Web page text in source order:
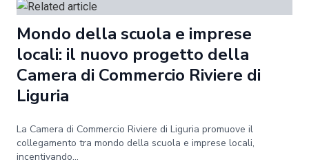
Mondo della scuola e imprese
locali: il nuovo progetto della
Camera di Commercio Riviere di
Liguria
La Camera di Commercio Riviere di Liguria promuove il
collegamento tra mondo della scuola e imprese locali,
incentivando...